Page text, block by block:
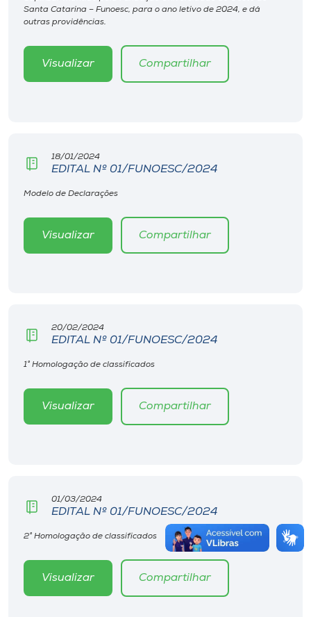
Unoesc
Santa Catarina – Funoesc, para o ano letivo de 2024, e dá
outras providências.
Visualizar Compartilhar
18/01/2024
EDITAL Nº 01/FUNOESC/2024
Modelo de Declarações
Visualizar Compartilhar
20/02/2024
EDITAL Nº 01/FUNOESC/2024
1° Homologação de classificados
Visualizar Compartilhar
01/03/2024
EDITAL Nº 01/FUNOESC/2024
2° Homologação de classificados
Visualizar Compartilhar